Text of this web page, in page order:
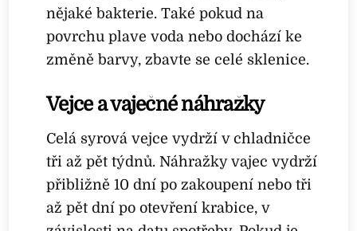
nějaké bakterie. Také pokud na
povrchu plave voda nebo dochází ke
změně barvy, zbavte se celé sklenice.
Vejce a vaječné náhražky
Celá syrová vejce vydrží v chladničce
tři až pět týdnů. Náhražky vajec vydrží
přibližně 10 dní po zakoupení nebo tři
až pět dní po otevření krabice, v